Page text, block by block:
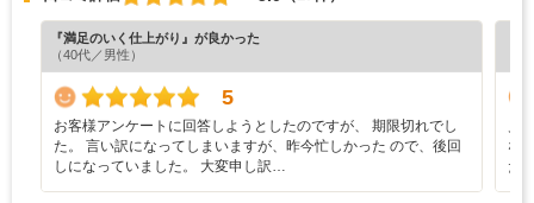
『満足のいく仕上がり』が良かった
（40代／男性）
5
お客様アンケートに回答しようとしたのですが、 期限切れでし
た。 言い訳になってしまいますが、昨今忙しかった ので、後回
しになっていました。 大変申し訳…
な
た